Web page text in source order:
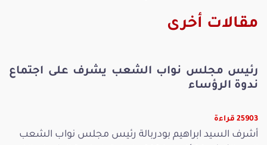
مقالات أخرى
رئيس مجلس نواب الشعب يشرف على اجتماع
ندوة الرؤساء
25903 قراءة
أشرف السيد ابراهيم بودربالة رئيس مجلس نواب الشعب